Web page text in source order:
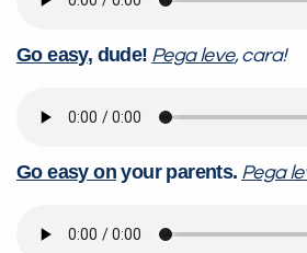
Go easy, dude! Pega leve, cara!
Go easy on your parents. Pega